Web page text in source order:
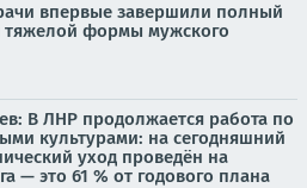
впервые завершили полный
тяжелой формы мужского
В ЛНР продолжается работа по
культурами: на сегодняшний
уход проведён на
— это 61 % от годового плана